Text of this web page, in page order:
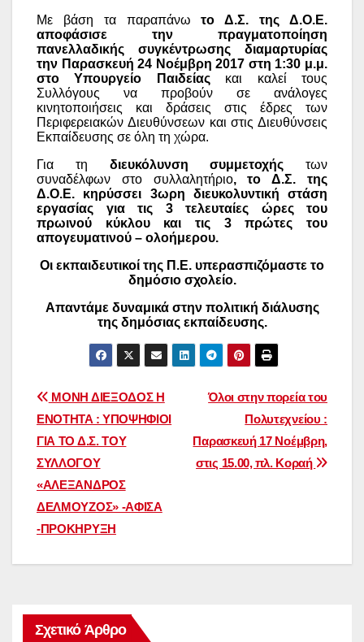
Με βάση τα παραπάνωτο Δ.Σ. της Δ.Ο.Ε.
αποφάσισε την πραγματοποίηση
πανελλαδικής συγκέντρωσης διαμαρτυρίας
την Παρασκευή 24 Νοέμβρη 2017 στη 1:30 μ.μ.
στο Υπουργείο Παιδείαςκαι καλεί τους
Συλλόγους να προβούν σε ανάλογες
κινητοποιήσεις και δράσεις στις έδρες των
Περιφερειακών Διευθύνσεων και στις Διευθύνσεις
Εκπαίδευσης σε όλη τη χώρα.
Για τη διευκόλυνση συμμετοχής των
συναδέλφων στο συλλαλητήριο,
το Δ.Σ. της
Δ.Ο.Ε. κηρύσσει 3ωρη διευκολυντική στάση
εργασίας για τις 3 τελευταίες ώρες του
πρωινού κύκλου και τις 3 πρώτες του
απογευματινού – ολοήμερου.
Οι εκπαιδευτικοί της Π.Ε. υπερασπιζόμαστε το
δημόσιο σχολείο.
Απαντάμε δυναμικά στην πολιτική διάλυσης
της δημόσιας εκπαίδευσης.
Πλοήγηση
άρθρων
Όλοι στην πορεία του
Πολυτεχνείου :
Παρασκευή 17 Νοέμβρη,
στις 15.00, πλ. Κοραή
ΜΟΝΗ ΔΙΕΞΟΔΟΣ H
ENOTHTA : ΥΠΟΨΗΦΙΟΙ
ΓΙΑ ΤΟ Δ.Σ. ΤΟΥ
ΣΥΛΛΟΓΟΥ
«ΑΛΕΞΑΝΔΡΟΣ
ΔΕΛΜΟΥΖΟΣ» -ΑΦΙΣΑ
-ΠΡΟΚΗΡΥΞΗ
Σχετικό Άρθρο